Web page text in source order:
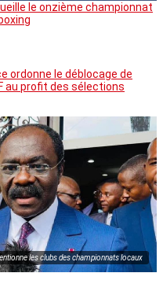
le onzième championnat
ordonne le déblocage de
au profit des sélections
les clubs des championnats locaux